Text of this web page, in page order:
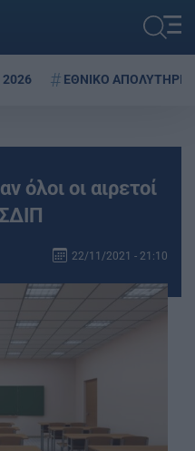
ΕΘΝΙΚΟ ΑΠΟΛΥΤΗΡΙΟ
όλοι οι αιρετοί
22/11/2021 - 21:10